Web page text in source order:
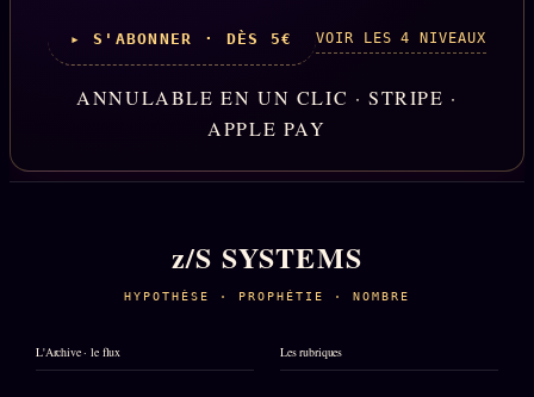
▸ S'ABONNER · DÈS 5€ VOIR LES 4 NIVEAUX
ANNULABLE EN UN CLIC · STRIPE ·
APPLE PAY
z/S SYSTEMS
HYPOTHÈSE · PROPHÉTIE · NOMBRE
L'Archive · le flux Les rubriques